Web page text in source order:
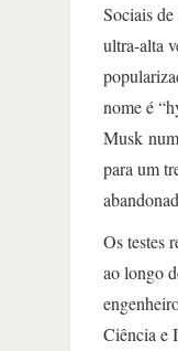
Sociais
ultra-alta
nome é
Musk
para um
Os testes
ao longo
Ciência e